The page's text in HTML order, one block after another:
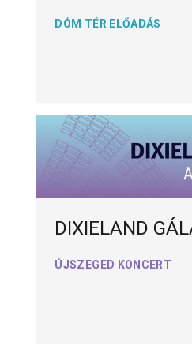
DÓM TÉR ELŐADÁS
DIXIELAND
ÚJSZEGED KONCERT